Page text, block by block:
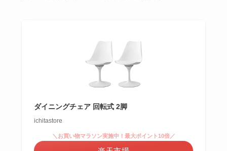
ダイニングチェア 回転式 2脚
ichitastore
＼お買い物マラソン実施中！最大ポイント10倍／